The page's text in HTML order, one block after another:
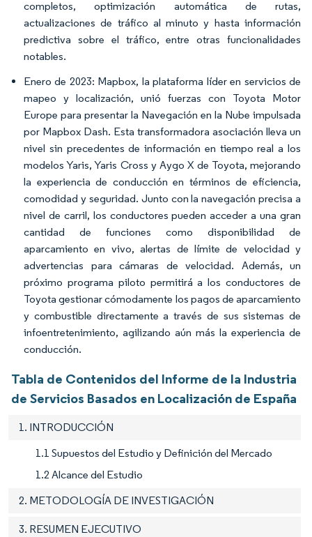
completos, optimización automática de rutas,
actualizaciones de tráfico al minuto y hasta información
predictiva sobre el tráfico, entre otras funcionalidades
notables.
Enero de 2023: Mapbox, la plataforma líder en servicios de
mapeo y localización, unió fuerzas con Toyota Motor
Europe para presentar la Navegación en la Nube impulsada
por Mapbox Dash. Esta transformadora asociación lleva un
nivel sin precedentes de información en tiempo real a los
modelos Yaris, Yaris Cross y Aygo X de Toyota, mejorando
la experiencia de conducción en términos de eficiencia,
comodidad y seguridad. Junto con la navegación precisa a
nivel de carril, los conductores pueden acceder a una gran
cantidad de funciones como disponibilidad de
aparcamiento en vivo, alertas de límite de velocidad y
advertencias para cámaras de velocidad. Además, un
próximo programa piloto permitirá a los conductores de
Toyota gestionar cómodamente los pagos de aparcamiento
y combustible directamente a través de sus sistemas de
infoentretenimiento, agilizando aún más la experiencia de
conducción.
Tabla de Contenidos del Informe de la Industria
de Servicios Basados en Localización de España
1. INTRODUCCIÓN
1.1 Supuestos del Estudio y Definición del Mercado
1.2 Alcance del Estudio
2. METODOLOGÍA DE INVESTIGACIÓN
3. RESUMEN EJECUTIVO